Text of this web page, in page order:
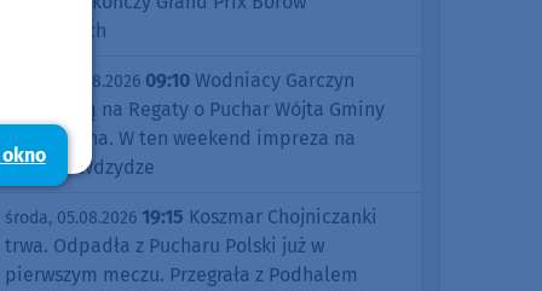
Tucholskich
piątek, 07.08.2026 09:10 Wodniacy Garczyn
zapraszają na Regaty o Puchar Wójta Gminy
Kościerzyna. W ten weekend impreza na
jeziorze Wdzydze
środa, 05.08.2026 19:15 Koszmar Chojniczanki
trwa. Odpadła z Pucharu Polski już w
pierwszym meczu. Przegrała z Podhalem